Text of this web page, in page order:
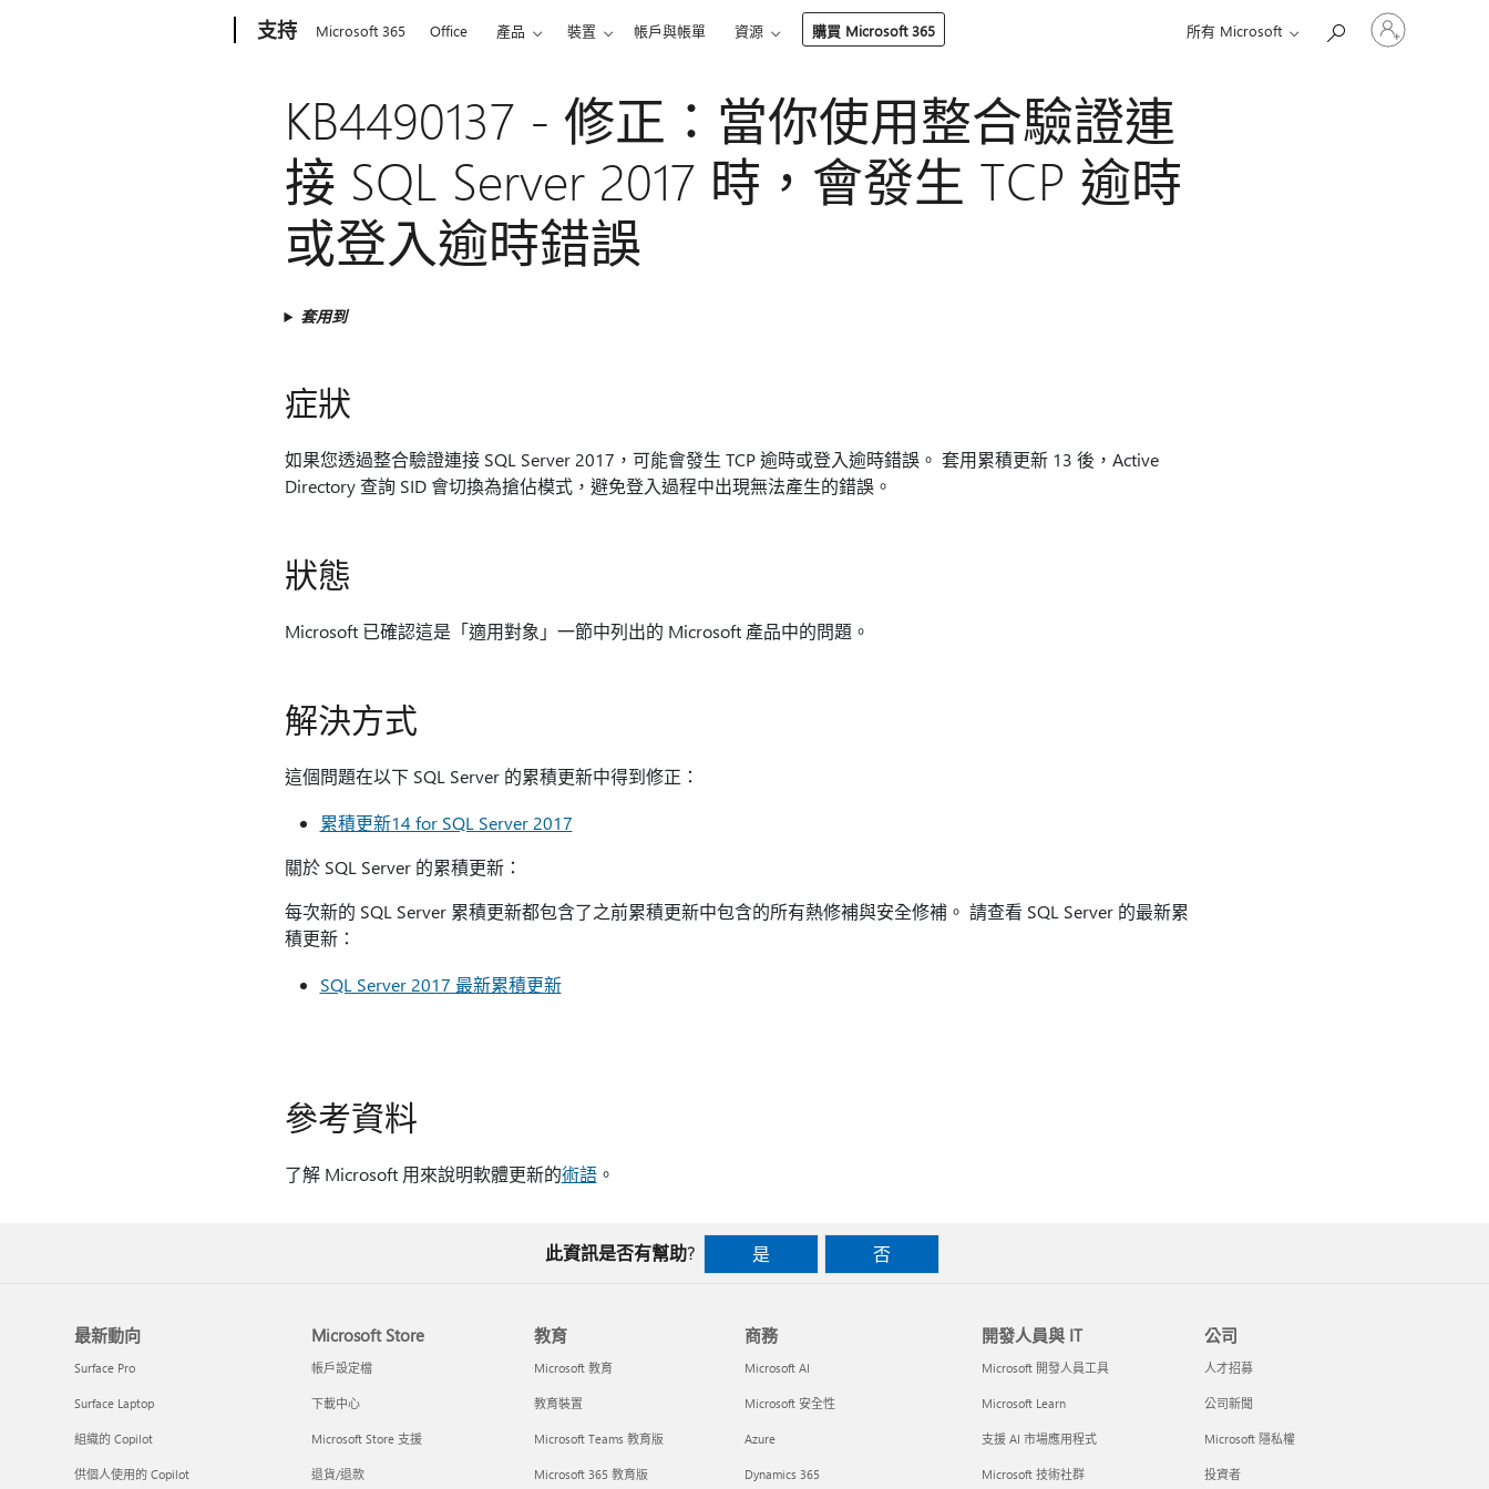
支持 Microsoft 365 Office 產品 裝置 帳戶與帳單 資源 購買 Microsoft 365 所有 Microsoft
登
入
KB4490137 - 修正：當你使用整合驗證連
接 SQL Server 2017 時，會發生 TCP 逾時
或登入逾時錯誤
套用到
症狀
如果您透過整合驗證連接 SQL Server 2017，可能會發生 TCP 逾時或登入逾時錯誤。 套用累積更新 13 後，Active
Directory 查詢 SID 會切換為搶佔模式，避免登入過程中出現無法產生的錯誤。
狀態
Microsoft 已確認這是「適用對象」一節中列出的 Microsoft 產品中的問題。
解決方式
這個問題在以下 SQL Server 的累積更新中得到修正：
累積更新14 for SQL Server 2017
關於 SQL Server 的累積更新：
每次新的 SQL Server 累積更新都包含了之前累積更新中包含的所有熱修補與安全修補。 請查看 SQL Server 的最新累
積更新：
SQL Server 2017 最新累積更新
參考資料
了解 Microsoft 用來說明軟體更新的術語。
此資訊是否有幫助? 是 否
最新動向
Surface Pro
Surface Laptop
組織的 Copilot
供個人使用的 Copilot
Microsoft Store
帳戶設定檔
下載中心
Microsoft Store 支援
退貨/退款
教育
Microsoft 教育
教育裝置
Microsoft Teams 教育版
Microsoft 365 教育版
商務
Microsoft AI
Microsoft 安全性
Azure
Dynamics 365
開發人員與 IT
Microsoft 開發人員工具
Microsoft Learn
支援 AI 市場應用程式
Microsoft 技術社群
公司
人才招募
公司新聞
Microsoft 隱私權
投資者